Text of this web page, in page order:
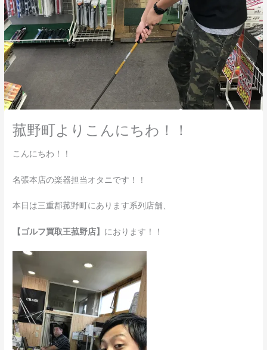
菰野町よりこんにちわ！！
こんにちわ！！
名張本店の楽器担当オタニです！！
本日は三重郡菰野町にあります系列店舗、
【ゴルフ買取王菰野店】 におります！！